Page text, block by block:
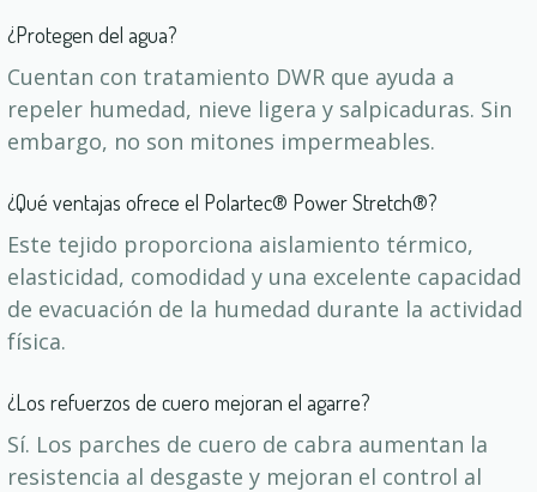
¿Protegen del agua?
Cuentan con tratamiento DWR que ayuda a
repeler humedad, nieve ligera y salpicaduras. Sin
embargo, no son mitones impermeables.
¿Qué ventajas ofrece el Polartec® Power Stretch®?
Este tejido proporciona aislamiento térmico,
elasticidad, comodidad y una excelente capacidad
de evacuación de la humedad durante la actividad
física.
¿Los refuerzos de cuero mejoran el agarre?
Sí. Los parches de cuero de cabra aumentan la
resistencia al desgaste y mejoran el control al